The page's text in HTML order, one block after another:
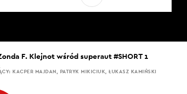
F. Klejnot wśród superaut #SHORT 1
KACPER MAJDAN, PATRYK MIKICIUK, ŁUKASZ KAMIŃSKI